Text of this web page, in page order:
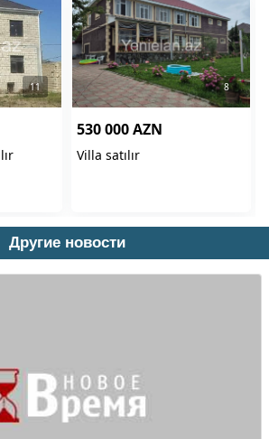
Другие новости